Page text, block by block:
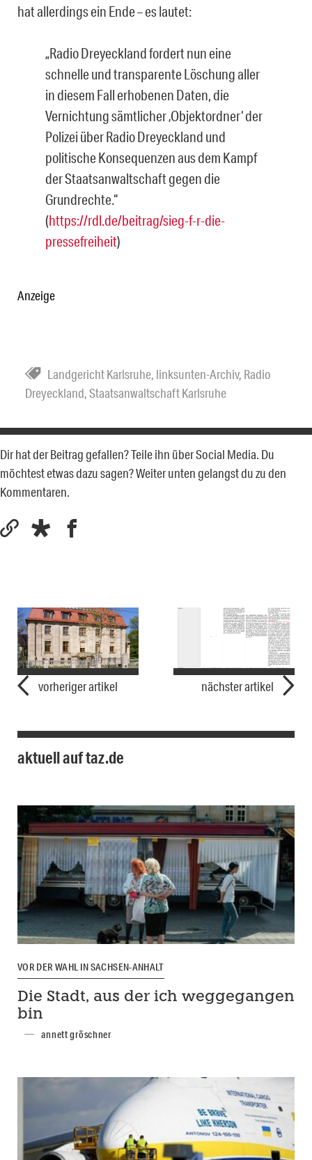
hat allerdings ein Ende – es lautet:
„Radio Dreyeckland fordert nun eine
schnelle und transparente Löschung aller
in diesem Fall erhobenen Daten, die
Vernichtung sämtlicher ‚Objektordner‘ der
Polizei über Radio Dreyeckland und
politische Konsequenzen aus dem Kampf
der Staatsanwaltschaft gegen die
Grundrechte.“
(https://rdl.de/beitrag/sieg-f-r-die-
pressefreiheit)
Anzeige
Landgericht Karlsruhe, linksunten-Archiv, Radio
Dreyeckland,Staatsanwaltschaft Karlsruhe
Dir hat der Beitrag gefallen? Teile ihn über Social Media. Du
möchtest etwas dazu sagen? Weiter unten gelangst du zu den
Kommentaren.
vorheriger artikel nächster artikel
aktuell auf taz.de
VOR DER WAHL IN SACHSEN-ANHALT
Die Stadt, aus der ich weggegangen
bin
annett gröschner